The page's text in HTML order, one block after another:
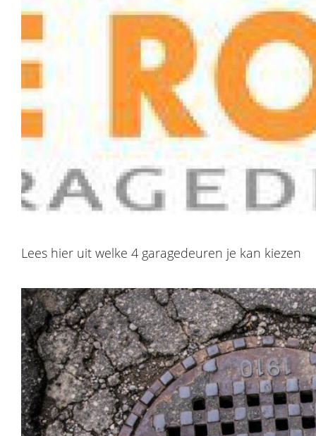
Lees hier uit welke 4 garagedeuren je kan kiezen